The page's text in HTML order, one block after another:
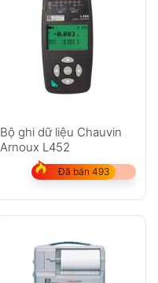
Bộ ghi dữ liệu Chauvin
Arnoux L452
Đã bán 493